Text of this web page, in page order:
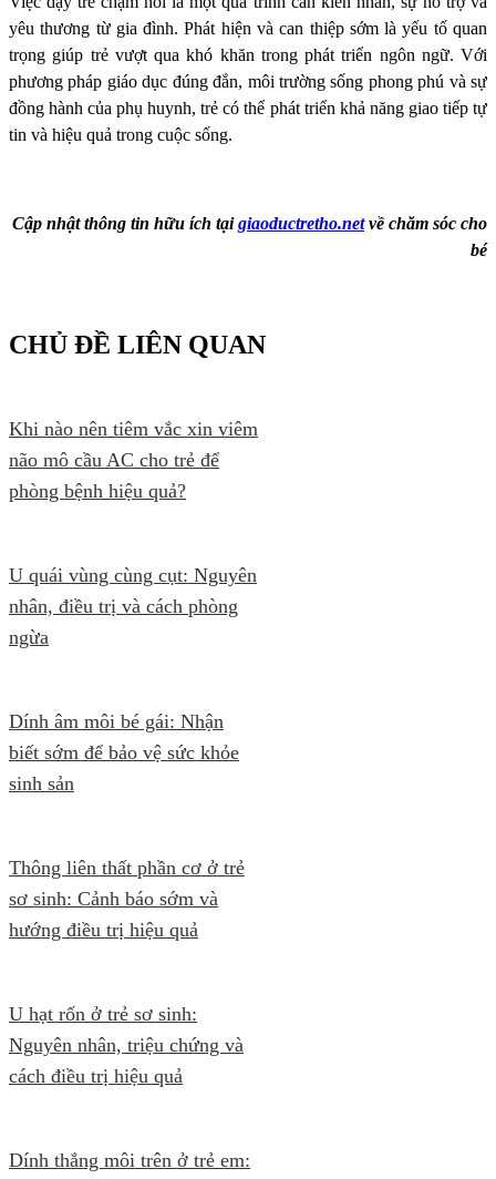
yêu thương từ gia đình. Phát hiện và can thiệp sớm là yếu tố quan
trọng giúp trẻ vượt qua khó khăn trong phát triển ngôn ngữ. Với
phương pháp giáo dục đúng đắn, môi trường sống phong phú và sự
đồng hành của phụ huynh, trẻ có thể phát triển khả năng giao tiếp tự
tin và hiệu quả trong cuộc sống.
Cập nhật thông tin hữu ích tạigiaoductretho.netvề chăm sóc cho
bé
CHỦ ĐỀ LIÊN QUAN
Khi nào nên tiêm vắc xin viêm
não mô cầu AC cho trẻ để
phòng bệnh hiệu quả?
U quái vùng cùng cụt: Nguyên
nhân, điều trị và cách phòng
ngừa
Dính âm môi bé gái: Nhận
biết sớm để bảo vệ sức khỏe
sinh sản
Thông liên thất phần cơ ở trẻ
sơ sinh: Cảnh báo sớm và
hướng điều trị hiệu quả
U hạt rốn ở trẻ sơ sinh:
Nguyên nhân, triệu chứng và
cách điều trị hiệu quả
Dính thắng môi trên ở trẻ em: